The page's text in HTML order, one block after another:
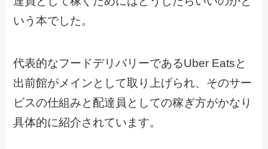
いう本でした。
代表的なフードデリバリーであるUber Eatsと
出前館がメインとして取り上げられ、そのサー
ビスの仕組みと配達員としての稼ぎ方がかなり
具体的に紹介されています。